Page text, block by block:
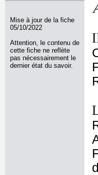
Mise à jour de la fiche
05/10/2022
Attention, le contenu de
cette fiche ne reflète
pas nécessairement le
dernier état du savoir.